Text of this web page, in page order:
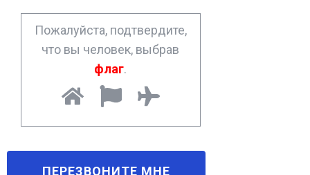
*
Пожалуйста, подтвердите,
что вы человек, выбрав
флаг.